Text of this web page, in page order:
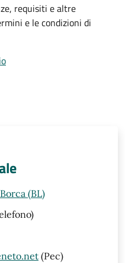
requisiti e altre
e le condizioni di
(BL)
(Pec)